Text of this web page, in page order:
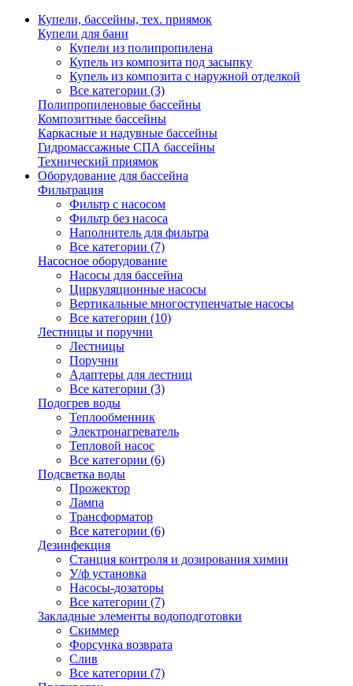
Купели, бассейны, тех. приямок
Купели для бани
Купели из полипропилена
Купель из композита под засыпку
Купель из композита с наружной отделкой
Все категории (3)
Полипропиленовые бассейны
Композитные бассейны
Каркасные и надувные бассейны
Гидромассажные СПА бассейны
Технический приямок
Оборудование для бассейна
Фильтрация
Фильтр с насосом
Фильтр без насоса
Наполнитель для фильтра
Все категории (7)
Насосное оборудование
Насосы для бассейна
Циркуляционные насосы
Вертикальные многоступенчатые насосы
Все категории (10)
Лестницы и поручни
Лестницы
Поручни
Адаптеры для лестниц
Все категории (3)
Подогрев воды
Теплообменник
Электронагреватель
Тепловой насос
Все категории (6)
Подсветка воды
Прожектор
Лампа
Трансформатор
Все категории (6)
Дезинфекция
Станция контроля и дозирования химии
У/ф установка
Насосы-дозаторы
Все категории (7)
Закладные элементы водоподготовки
Скиммер
Форсунка возврата
Слив
Все категории (7)